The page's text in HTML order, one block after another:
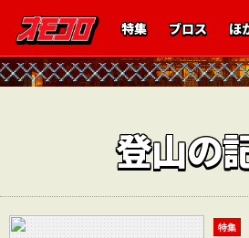
特集 ブロス ほ
登山の
特集